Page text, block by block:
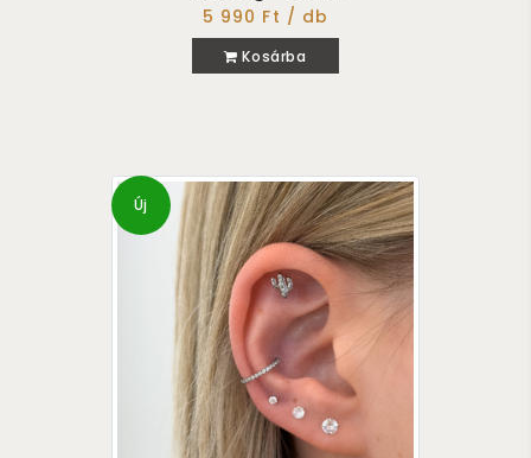
5 990 Ft / db
Kosárba
Új